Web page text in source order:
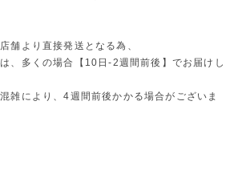
舗より直接発送となる為、
、多くの場合【10日-2週間前後】でお届けし
雑により、4週間前後かかる場合がございま